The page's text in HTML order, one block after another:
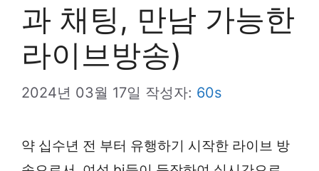
과 채팅, 만남 가능한
라이브방송)
2024년 03월 17일 작성자: 60s
약 십수년 전 부터 유행하기 시작한 라이브 방